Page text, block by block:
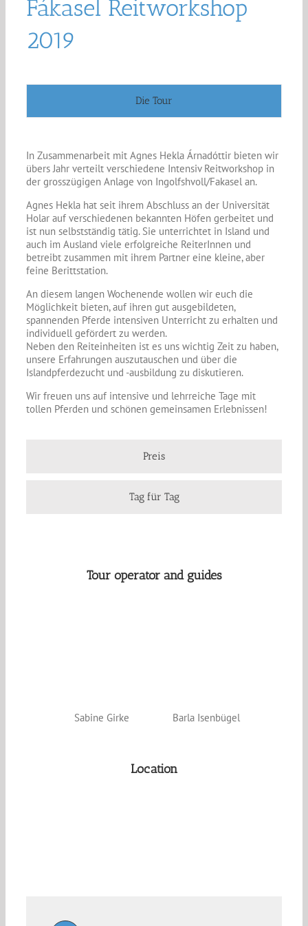
Fákasel Reitworkshop
2019
Die Tour
In Zusammenarbeit mit Agnes Hekla Árnadóttir bieten wir
übers Jahr verteilt verschiedene Intensiv Reitworkshop in
der grosszügigen Anlage von Ingolfshvoll/Fakasel an.
Agnes Hekla hat seit ihrem Abschluss an der Universität
Holar auf verschiedenen bekannten Höfen gerbeitet und
ist nun selbstständig tätig. Sie unterrichtet in Island und
auch im Ausland viele erfolgreiche ReiterInnen und
betreibt zusammen mit ihrem Partner eine kleine, aber
feine Berittstation.
An diesem langen Wochenende wollen wir euch die
Möglichkeit bieten, auf ihren gut ausgebildeten,
spannenden Pferde intensiven Unterricht zu erhalten und
individuell gefördert zu werden.
Neben den Reiteinheiten ist es uns wichtig Zeit zu haben,
unsere Erfahrungen auszutauschen und über die
Islandpferdezucht und -ausbildung zu diskutieren.
Wir freuen uns auf intensive und lehrreiche Tage mit
tollen Pferden und schönen gemeinsamen Erlebnissen!
Preis
Tag für Tag
Tour operator and guides
Sabine Girke Barla Isenbügel
Location